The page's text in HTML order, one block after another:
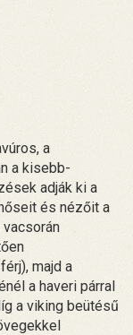
a
a kisebb-
adják ki a
és nézőit a
majd a
a haveri párral
a viking beütésű